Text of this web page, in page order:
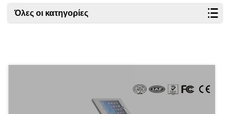
Όλες οι κατηγορίες